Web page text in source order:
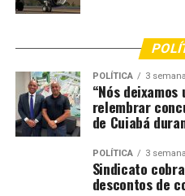
POLÍTICA 3
“Nós
relembrar
de Cuiabá
POLÍTICA 3
Sindicato
descontos de